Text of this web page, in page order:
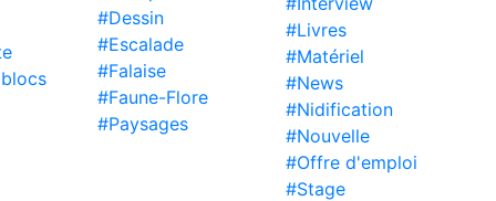
#Dessin
#Escalade
#Falaise
#Faune-Flore
#Paysages
#Livres
#Matériel
#News
#Nidification
#Nouvelle
#Offre d'emploi
#Stage